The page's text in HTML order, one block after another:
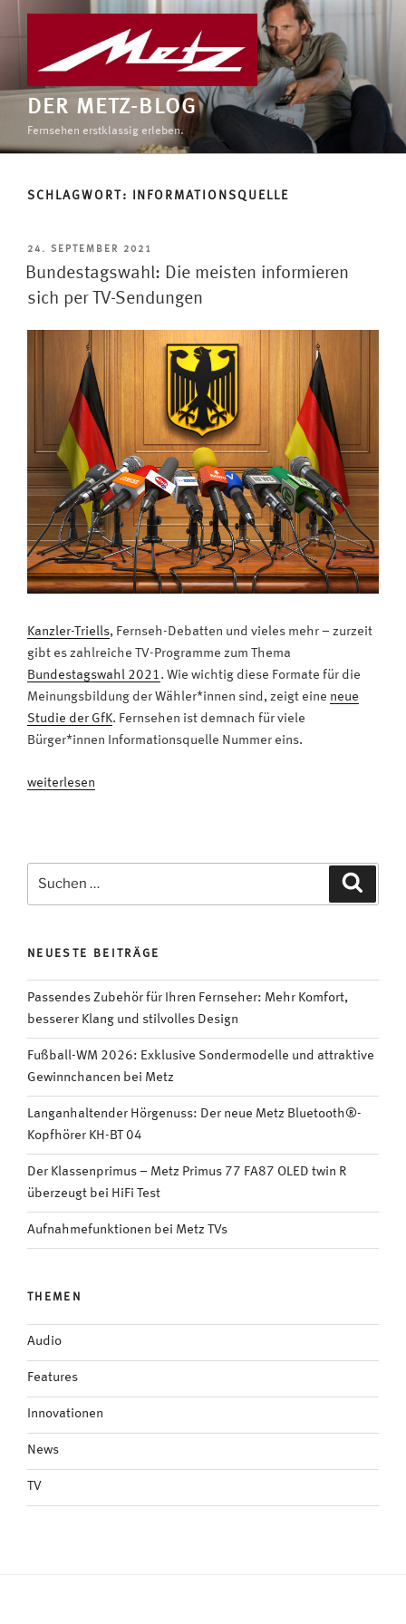
DER METZ-BLOG
Fernsehen erstklassig erleben.
SCHLAGWORT: INFORMATIONSQUELLE
VERÖFFENTLICHT
AM
24. SEPTEMBER 2021
Bundestagswahl: Die meisten informieren
sich per TV-Sendungen
Kanzler-Triells, Fernseh-Debatten und vieles mehr – zurzeit
gibt es zahlreiche TV-Programme zum Thema
Bundestagswahl 2021 . Wie wichtig diese Formate für die
Meinungsbildung der Wähler*innen sind, zeigt eine neue
Studie der GfK. Fernsehen ist demnach für viele
Bürger*innen Informationsquelle Nummer eins.
„Bundestagswahl:
sich
per
weiterlesen
nach:
NEUESTE BEITRÄGE
Passendes Zubehör für Ihren Fernseher: Mehr Komfort,
besserer Klang und stilvolles Design
Fußball-WM 2026: Exklusive Sondermodelle und attraktive
Gewinnchancen bei Metz
Langanhaltender Hörgenuss: Der neue Metz Bluetooth®-
Kopfhörer KH-BT 04
Der Klassenprimus – Metz Primus 77 FA87 OLED twin R
überzeugt bei HiFi Test
Aufnahmefunktionen bei Metz TVs
THEMEN
Audio
Features
Innovationen
News
TV